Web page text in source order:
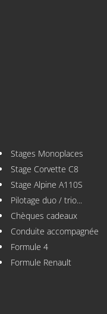
Stages Monoplaces
Stage Corvette C8
Stage Alpine A110S
Pilotage duo / trio...
Chèques cadeaux
Conduite accompagnée
Formule 4
Formule Renault